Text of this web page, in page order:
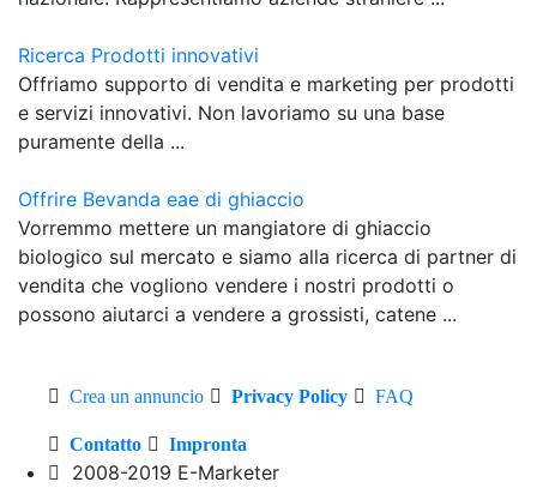
Ricerca Prodotti innovativi
Offriamo supporto di vendita e marketing per prodotti
e servizi innovativi. Non lavoriamo su una base
puramente della ...
Offrire Bevanda eae di ghiaccio
Vorremmo mettere un mangiatore di ghiaccio
biologico sul mercato e siamo alla ricerca di partner di
vendita che vogliono vendere i nostri prodotti o
possono aiutarci a vendere a grossisti, catene ...
Crea un annuncio Privacy Policy FAQ
Contatto Impronta
2008-2019 E-Marketer